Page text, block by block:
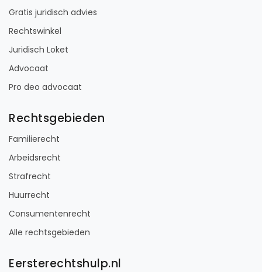
Gratis juridisch advies
Rechtswinkel
Juridisch Loket
Advocaat
Pro deo advocaat
Rechtsgebieden
Familierecht
Arbeidsrecht
Strafrecht
Huurrecht
Consumentenrecht
Alle rechtsgebieden
Eersterechtshulp.nl